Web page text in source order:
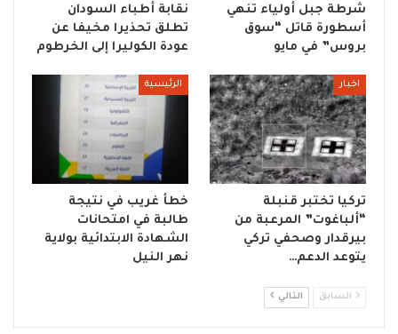
شرطة جبل أولياء تنهي
أسطورة قاتل “سوق
بروس” في مايو
نقابة أطباء السودان
تطلق تحذيرا مخيفا عن
عودة الكوليرا إلى الخرطوم
اخبار
تركيا تختبر قنبلة
“ألباغوت” المرعبة من
بيرقدار وصحفي تركي
يتوعد الدعم…
الرئيسية
خطأ غريب في نتيجة
طالبة في امتحانات
الشهادة الابتدائية بولاية
نهر النيل
السابق التالي